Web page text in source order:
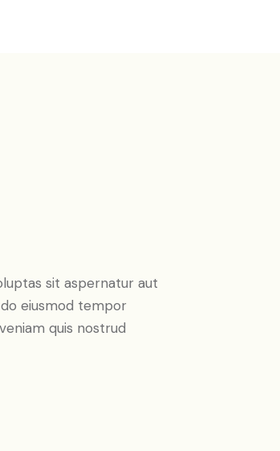
sit aspernatur aut
eiusmod tempor
quis nostrud